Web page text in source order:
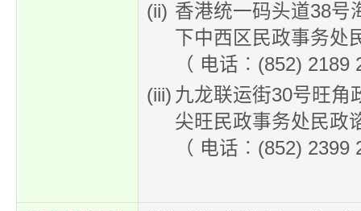
香港统一码头道38号
下中西区民政事务处
（ 电话︰(852) 2189
九龙联运街30号旺角
尖旺民政事务处民政
（ 电话︰(852) 2399